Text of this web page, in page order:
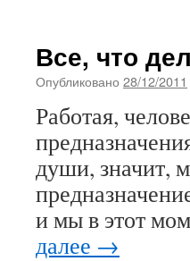
Все, что
Опубликовано 28/12/2011
Работая,
души, значит,
и мы в этот
далее →